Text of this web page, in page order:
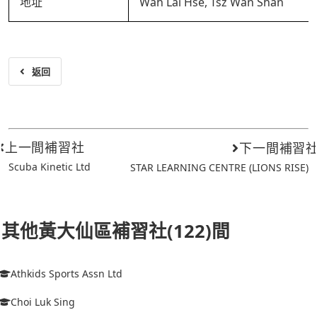
返回
上一間補習社
Scuba Kinetic Ltd
下一間補習
STAR LEARNING CENTRE (LIONS RISE)
其他黃大仙區補習社(122)間
Athkids Sports Assn Ltd
Choi Luk Sing